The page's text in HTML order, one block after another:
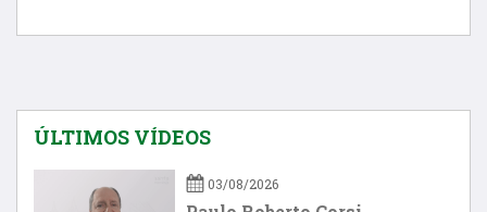
ÚLTIMOS VÍDEOS
03/08/2026